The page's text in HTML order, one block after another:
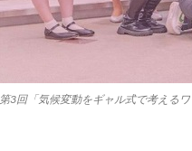
第3回「気候変動をギャル式で考える